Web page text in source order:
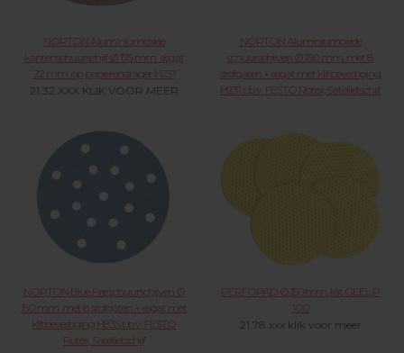
NORTON Aluminiumoxide
kantenschuurschijf Ø 175 mm. asgat
22 mm. op papierendrager H231
21.32.XXX KLIK VOOR MEER
NORTON Aluminiumoxide
schuurschijven Ø 150 mm. met 8
stofgaten + asgat met klitbevestiging
H231 t.b.v. FESTO Rotex, Satellietschijf
NORTON Blue Fire schuurschijven Ø
150 mm. met 8 stofgaten + asgat met
klitbevestiging H835 t.b.v. FESTO
Rotex, Satellietschijf
PERFOPAD Ø 150mm. klit GEEL P
100
21.78.xxx klik voor meer